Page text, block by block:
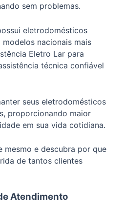
sem problemas.
eletrodomésticos
nacionais mais
Eletro Lar para
técnica confiável
seus eletrodomésticos
proporcionando maior
em sua vida cotidiana.
mesmo e descubra por que
de tantos clientes
Atendimento